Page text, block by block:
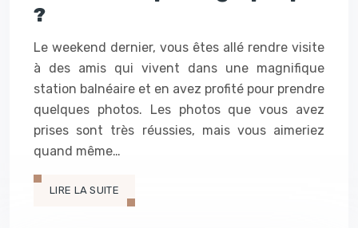
?
Le weekend dernier, vous êtes allé rendre visite
à des amis qui vivent dans une magnifique
station balnéaire et en avez profité pour prendre
quelques photos. Les photos que vous avez
prises sont très réussies, mais vous aimeriez
quand même…
LIRE LA SUITE